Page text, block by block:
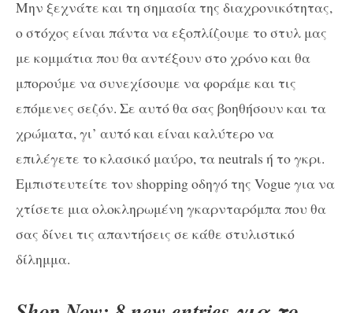
Μην ξεχνάτε και τη σημασία της διαχρονικότητας,
ο στόχος είναι πάντα να εξοπλίζουμε το στυλ μας
με κομμάτια που θα αντέξουν στο χρόνο και θα
μπορούμε να συνεχίσουμε να φοράμε και τις
επόμενες σεζόν. Σε αυτό θα σας βοηθήσουν και τα
χρώματα, γι’ αυτό και είναι καλύτερο να
επιλέγετε το κλασικό μαύρο, τα neutrals ή το γκρι.
Εμπιστευτείτε τον shopping οδηγό της Vogue για να
χτίσετε μια ολοκληρωμένη γκαρνταρόμπα που θα
σας δίνει τις απαντήσεις σε κάθε στυλιστικό
δίλημμα.